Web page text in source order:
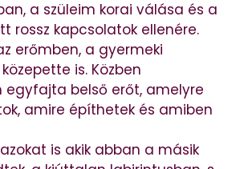
a szüleim korai válása és a
rossz kapcsolatok ellenére.
erőmben, a gyermeki
is. Közben
egyfajta belső erőt, amelyre
amire építhetek és amiben
is akik abban a másik